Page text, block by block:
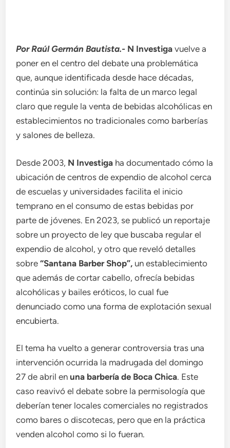
Por Raúl Germán Bautista.- N Investiga vuelve a
poner en el centro del debate una problemática
que, aunque identificada desde hace décadas,
continúa sin solución: la falta de un marco legal
claro que regule la venta de bebidas alcohólicas en
establecimientos no tradicionales como barberías
y salones de belleza.
Desde 2003, N Investiga ha documentado cómo la
ubicación de centros de expendio de alcohol cerca
de escuelas y universidades facilita el inicio
temprano en el consumo de estas bebidas por
parte de jóvenes. En 2023, se publicó un reportaje
sobre un proyecto de ley que buscaba regular el
expendio de alcohol, y otro que reveló detalles
sobre“Santana Barber Shop”, un establecimiento
que además de cortar cabello, ofrecía bebidas
alcohólicas y bailes eróticos, lo cual fue
denunciado como una forma de explotación sexual
encubierta.
El tema ha vuelto a generar controversia tras una
intervención ocurrida la madrugada del domingo
27 de abril en una barbería de Boca Chica. Este
caso reavivó el debate sobre la permisología que
deberían tener locales comerciales no registrados
como bares o discotecas, pero que en la práctica
venden alcohol como si lo fueran.